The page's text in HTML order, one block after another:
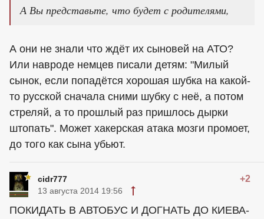
А Вы представьте, что будет с родителями,
А они не знали что ждёт их сыновей на АТО?
Или навроде немцев писали детям: "Милый
сынок, если попадётся хорошая шубка на какой-
то русской сначала сними шубку с неё, а потом
стреляй, а то прошлый раз пришлось дырки
штопать". Может хакерская атака мозги промоет,
до того как сына убьют.
cidr777 +2
13 августа 2014 19:56
ПОКИДАТЬ В АВТОБУС И ДОГНАТЬ ДО КИЕВА-